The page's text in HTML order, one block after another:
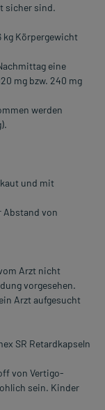
sicher sind.
kg Körpergewicht
eine
mg bzw. 240 mg
werden
und mit
Abstand von
Arzt nicht
vorgesehen.
Arzt aufgesucht
SR Retardkapseln
von Vertigo-
sein. Kinder